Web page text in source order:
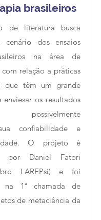
brasileiros
de literatura busca
cenário dos ensaios
na área de
relação a práticas
que têm um grande
os resultados
possivelmente
confiabilidade e
O projeto é
por Daniel Fatori
LAREPsi) e foi
na 1ª chamada de
de metaciência da